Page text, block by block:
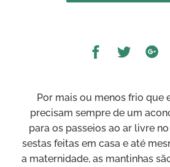
Compartilhar
Por mais ou menos frio que
precisam sempre de um
para os passeios ao ar livre
sestas feitas em casa e até
a maternidade, as mantinhas